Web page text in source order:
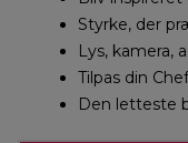
Styrke, der
Lys, kamera,
Tilpas din Chef
Den letteste